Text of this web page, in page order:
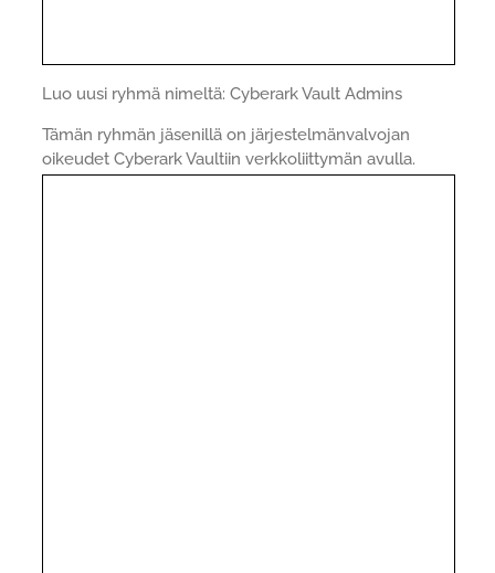
Luo uusi ryhmä nimeltä: Cyberark Vault Admins
Tämän ryhmän jäsenillä on järjestelmänvalvojan
oikeudet Cyberark Vaultiin verkkoliittymän avulla.